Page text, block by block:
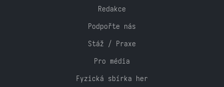
Redakce
Podpořte nás
Stáž / Praxe
Pro média
Fyzická sbírka her